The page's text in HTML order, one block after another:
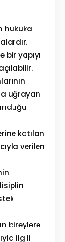
hukuka
bir yapıyı
uğrayan
katılan
verilen
bireylere
ilgili